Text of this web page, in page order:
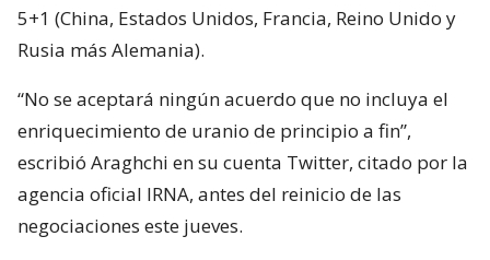
5+1 (China, Estados Unidos, Francia, Reino Unido y
Rusia más Alemania).
“No se aceptará ningún acuerdo que no incluya el
enriquecimiento de uranio de principio a fin”,
escribió Araghchi en su cuenta Twitter, citado por la
agencia oficial IRNA, antes del reinicio de las
negociaciones este jueves.